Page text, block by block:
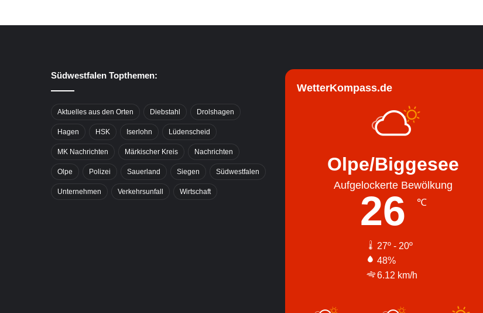
Südwestfalen Topthemen:
Aktuelles aus den Orten Diebstahl Drolshagen
Hagen HSK Iserlohn Lüdenscheid
MK Nachrichten Märkischer Kreis Nachrichten
Olpe Polizei Sauerland Siegen Südwestfalen
Unternehmen Verkehrsunfall Wirtschaft
WetterKompass.de
Olpe/Biggesee
Aufgelockerte Bewölkung
26 ℃
27º - 20º
48%
6.12 km/h